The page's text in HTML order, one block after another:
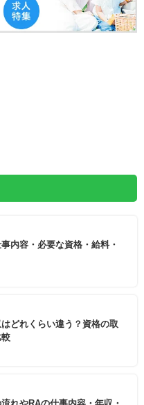
内容・必要な資格・給料・
どれくらい違う？資格の取